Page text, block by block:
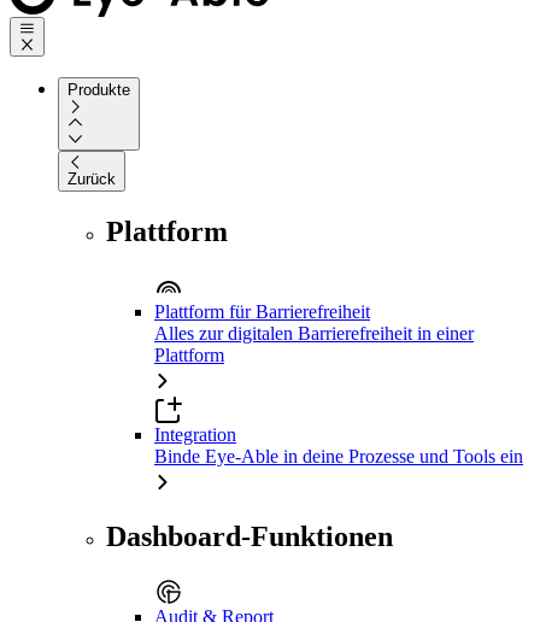
Produkte
Zurück
Plattform
Plattform für Barrierefreiheit
Alles zur digitalen Barrierefreiheit in einer
Plattform
Integration
Binde Eye-Able in deine Prozesse und Tools ein
Dashboard-Funktionen
Audit & Report